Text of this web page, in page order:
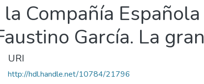
Compañía
García. La
URI
http://hdl.handle.net/10784/21796